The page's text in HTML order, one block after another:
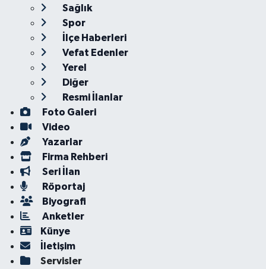
Sağlık
Spor
İlçe Haberleri
Vefat Edenler
Yerel
Diğer
Resmi İlanlar
Foto Galeri
Video
Yazarlar
Firma Rehberi
Seri İlan
Röportaj
Biyografi
Anketler
Künye
İletişim
Servisler